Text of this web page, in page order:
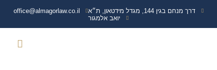
דרך מנחם בגין 144, מגדל מידטאון, ת״א
office@almagorlaw.co.il
יואב אלמגור